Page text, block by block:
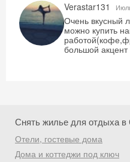
Verastar131
Очень вкусный
можно купить
большой
Снять жилье для отдыха в
Отели, гостевые дома
Дома и коттеджи под ключ
Хочешь дешевле?
промокод на